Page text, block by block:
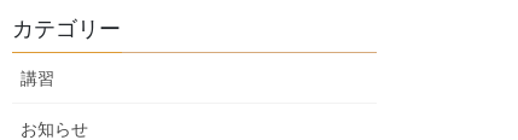
カテゴリー
講習
お知らせ